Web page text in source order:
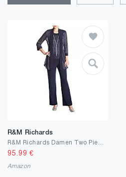
R&M Richards
95.99 €
Amazon